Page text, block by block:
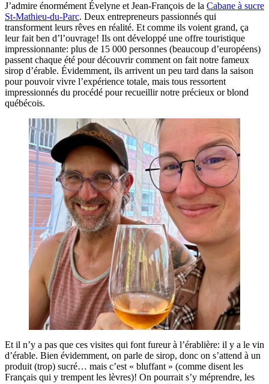
J’admire énormément Évelyne et Jean-François de la Cabane à sucre
St-Mathieu-du-Parc. Deux entrepreneurs passionnés qui
transforment leurs rêves en réalité. Et comme ils voient grand, ça
leur fait ben d’l’ouvrage! Ils ont développé une offre touristique
impressionnante: plus de 15 000 personnes (beaucoup d’européens)
passent chaque été pour découvrir comment on fait notre fameux
sirop d’érable. Évidemment, ils arrivent un peu tard dans la saison
pour pouvoir vivre l’expérience totale, mais tous ressortent
impressionnés du procédé pour recueillir notre précieux or blond
québécois.
Et il n’y a pas que ces visites qui font fureur à l’érablière: il y a le vin
d’érable. Bien évidemment, on parle de sirop, donc on s’attend à un
produit (trop) sucré… mais c’est « bluffant » (comme disent les
Français qui y trempent les lèvres)! On pourrait s’y méprendre, les